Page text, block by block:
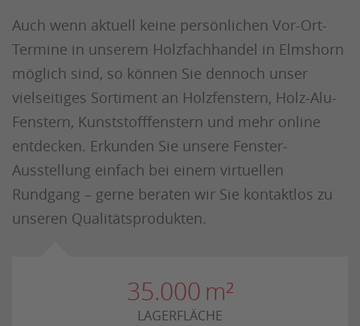
Auch wenn aktuell keine persönlichen Vor-Ort-
Termine in unserem Holzfachhandel in Elmshorn
möglich sind, so können Sie dennoch unser
vielseitiges Sortiment an Holzfenstern, Holz-Alu-
Fenstern, Kunststofffenstern und mehr online
entdecken. Erkunden Sie unsere Fenster-
Ausstellung einfach bei einem virtuellen
Rundgang – gerne beraten wir Sie kontaktlos zu
unseren Qualitätsprodukten.
35.000 m²
LAGERFLÄCHE